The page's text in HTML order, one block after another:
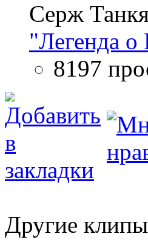
Серж
"Легенда о
8197
Другие клипы